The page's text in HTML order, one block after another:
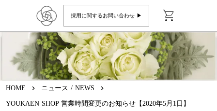
採用に関するお問い合わせ ▶︎ shopping_cart
HOME keyboard_arrow_right ニュース / NEWS keyboard_arrow_right
YOUKAEN SHOP 営業時間変更のお知らせ【2020年5月1日】